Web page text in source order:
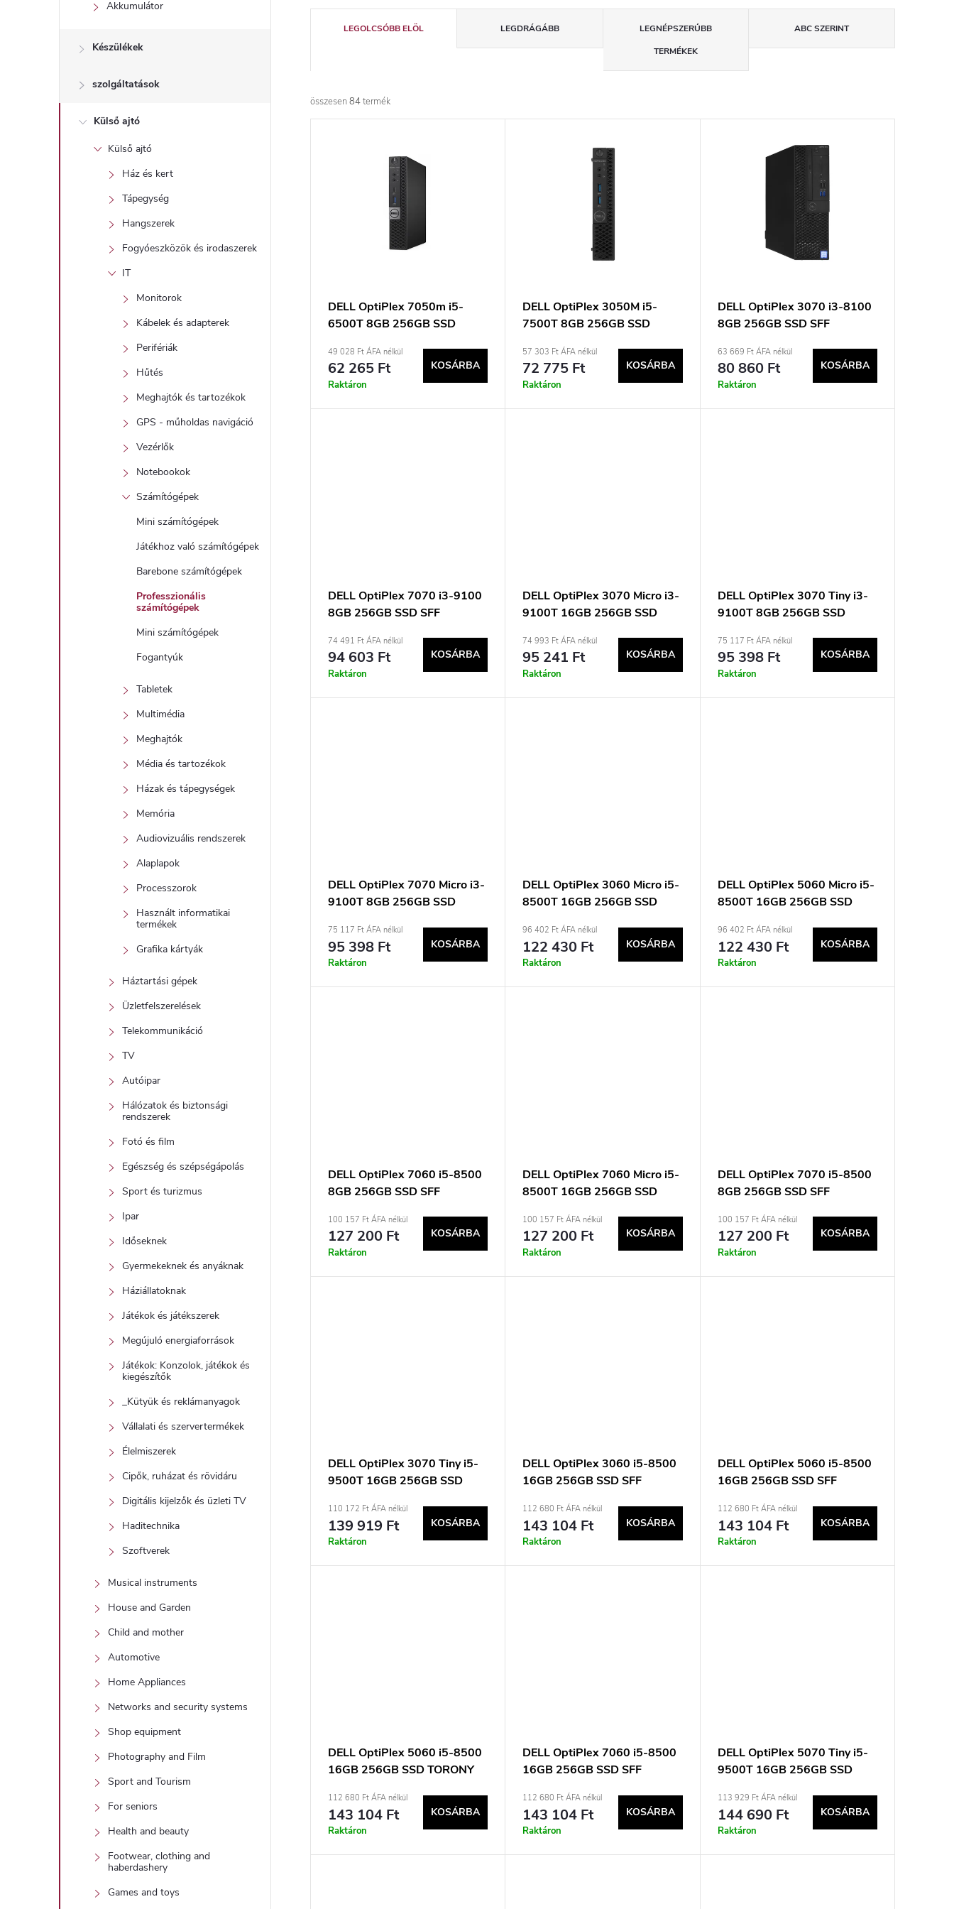
Akkumulátor
Készülékek
szolgáltatások
Külső ajtó
Külső ajtó
Ház és kert
Tápegység
Hangszerek
Fogyóeszközök és irodaszerek
IT
Monitorok
Kábelek és adapterek
Perifériák
Hűtés
Meghajtók és tartozékok
GPS - műholdas navigáció
Vezérlők
Notebookok
Számítógépek
Mini számítógépek
Játékhoz való számítógépek
Barebone számítógépek
Professzionális
számítógépek
Mini számítógépek
Fogantyúk
Tabletek
Multimédia
Meghajtók
Média és tartozékok
Házak és tápegységek
Memória
Audiovizuális rendszerek
Alaplapok
Processzorok
Használt informatikai
termékek
Grafika kártyák
Háztartási gépek
Üzletfelszerelések
Telekommunikáció
TV
Autóipar
Hálózatok és biztonsági
rendszerek
Fotó és film
Egészség és szépségápolás
Sport és turizmus
Ipar
Időseknek
Gyermekeknek és anyáknak
Háziállatoknak
Játékok és játékszerek
Megújuló energiaforrások
Játékok: Konzolok, játékok és
kiegészítők
_Kütyük és reklámanyagok
Vállalati és szervertermékek
Élelmiszerek
Cipők, ruházat és rövidáru
Digitális kijelzők és üzleti TV
Haditechnika
Szoftverek
Musical instruments
House and Garden
Child and mother
Automotive
Home Appliances
Networks and security systems
Shop equipment
Photography and Film
Sport and Tourism
For seniors
Health and beauty
Footwear, clothing and
haberdashery
Games and toys
e
r
m
d
LEGOLCSÓBB ELÖL LEGDRÁGÁBB
LEGNÉPSZERŰBB
TERMÉKEK
ABC SZERINT
összesen84termék
l
DELL OptiPlex 7050m i5-
6500T 8GB 256GB SSD
49 028 Ft ÁFA nélkül
62 265 Ft
Raktáron
KOSÁRBA
DELL OptiPlex 3050M i5-
7500T 8GB 256GB SSD
Használt
57 303 Ft ÁFA nélkül
72 775 Ft
Raktáron
KOSÁRBA
DELL OptiPlex 3070 i3-8100
8GB 256GB SSD SFF
63 669 Ft ÁFA nélkül
80 860 Ft
Raktáron
KOSÁRBA
DELL OptiPlex 7070 i3-9100
8GB 256GB SSD SFF
74 491 Ft ÁFA nélkül
94 603 Ft
Raktáron
KOSÁRBA
DELL OptiPlex 3070 Micro i3-
9100T 16GB 256GB SSD
74 993 Ft ÁFA nélkül
95 241 Ft
Raktáron
KOSÁRBA
DELL OptiPlex 3070 Tiny i3-
9100T 8GB 256GB SSD
75 117 Ft ÁFA nélkül
95 398 Ft
Raktáron
KOSÁRBA
DELL OptiPlex 7070 Micro i3-
9100T 8GB 256GB SSD
75 117 Ft ÁFA nélkül
95 398 Ft
Raktáron
KOSÁRBA
DELL OptiPlex 3060 Micro i5-
8500T 16GB 256GB SSD
96 402 Ft ÁFA nélkül
122 430 Ft
Raktáron
KOSÁRBA
DELL OptiPlex 5060 Micro i5-
8500T 16GB 256GB SSD
96 402 Ft ÁFA nélkül
122 430 Ft
Raktáron
KOSÁRBA
DELL OptiPlex 7060 i5-8500
8GB 256GB SSD SFF
100 157 Ft ÁFA nélkül
127 200 Ft
Raktáron
KOSÁRBA
DELL OptiPlex 7060 Micro i5-
8500T 16GB 256GB SSD
100 157 Ft ÁFA nélkül
127 200 Ft
Raktáron
KOSÁRBA
DELL OptiPlex 7070 i5-8500
8GB 256GB SSD SFF
100 157 Ft ÁFA nélkül
127 200 Ft
Raktáron
KOSÁRBA
DELL OptiPlex 3070 Tiny i5-
9500T 16GB 256GB SSD
110 172 Ft ÁFA nélkül
139 919 Ft
Raktáron
KOSÁRBA
DELL OptiPlex 3060 i5-8500
16GB 256GB SSD SFF
112 680 Ft ÁFA nélkül
143 104 Ft
Raktáron
KOSÁRBA
DELL OptiPlex 5060 i5-8500
16GB 256GB SSD SFF
112 680 Ft ÁFA nélkül
143 104 Ft
Raktáron
KOSÁRBA
DELL OptiPlex 5060 i5-8500
16GB 256GB SSD TORONY
112 680 Ft ÁFA nélkül
143 104 Ft
Raktáron
KOSÁRBA
DELL OptiPlex 7060 i5-8500
16GB 256GB SSD SFF
112 680 Ft ÁFA nélkül
143 104 Ft
Raktáron
KOSÁRBA
DELL OptiPlex 5070 Tiny i5-
9500T 16GB 256GB SSD
113 929 Ft ÁFA nélkül
144 690 Ft
Raktáron
KOSÁRBA